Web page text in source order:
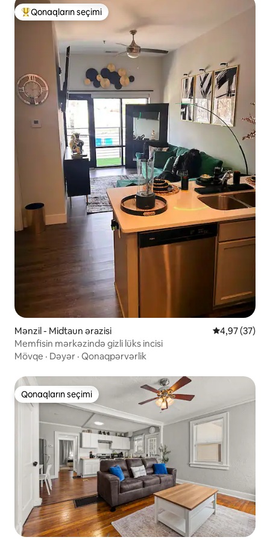
Populyar "Qonaqların seçimi"
Qonaqların seçimi
Mənzil - Midtaun ərazisi Ortalama
4,97 (37)
Memfisin mərkəzində gizli lüks incisi
Mövqe · Dəyər · Qonaqpərvərlik
Qonaqların seçimi
Qonaqların seçimi